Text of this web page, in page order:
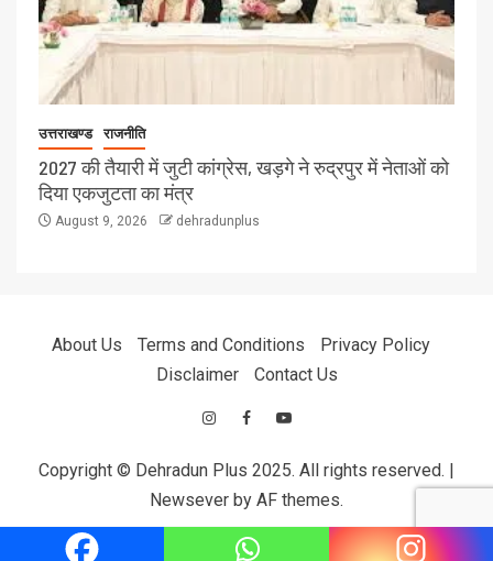
उत्तराखण्ड राजनीति
2027 की तैयारी में जुटी कांग्रेस, खड़गे ने रुद्रपुर में नेताओं को
दिया एकजुटता का मंत्र
August 9, 2026 dehradunplus
About Us Terms and Conditions
Privacy Policy
Disclaimer
Contact Us
Copyright © Dehradun Plus 2025. All rights reserved.
Newsever by AF themes.